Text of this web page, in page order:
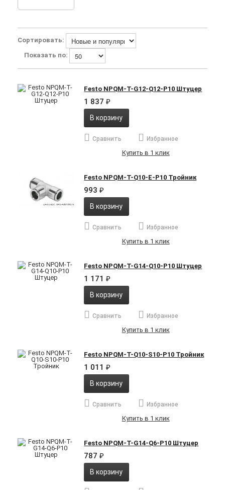
Сортировать:
Показать по:
Festo NPQM-T-G12-Q12-P10 Штуцер
1 837₽
В корзину
Сравнить Избранное
Купить в 1 клик
Festo NPQM-T-Q10-E-P10 Тройник
993₽
В корзину
Сравнить Избранное
Купить в 1 клик
Festo NPQM-T-G14-Q10-P10 Штуцер
1 171₽
В корзину
Сравнить Избранное
Купить в 1 клик
Festo NPQM-T-Q10-S10-P10 Тройник
1 011₽
В корзину
Сравнить Избранное
Купить в 1 клик
Festo NPQM-T-G14-Q6-P10 Штуцер
787₽
В корзину